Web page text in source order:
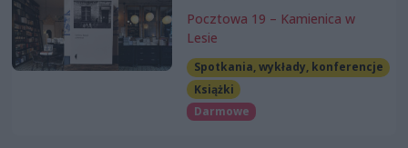
Pocztowa 19 – Kamienica w
Lesie
Spotkania, wykłady, konferencje
Książki
Darmowe